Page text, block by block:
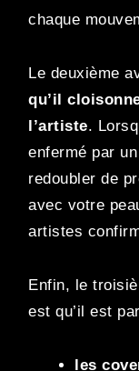
chaque
Le deuxième
qu’il
l’artiste.
enfermé par
redoubler de
avec votre
artistes
Enfin, le
est qu’il est
les